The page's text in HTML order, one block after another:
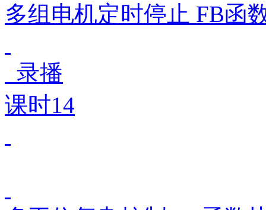
多组电机定时停止 FB函
录播
课时14